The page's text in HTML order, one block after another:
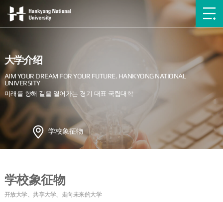
大学介绍
学校象征物
学校象征物